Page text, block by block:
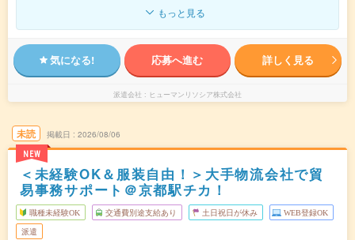
もっと見る
気になる! 応募へ進む 詳しく見る
派遣会社 ヒューマンリソシア株式会社
未読
NEW
掲載日 2026/08/06
＜未経験OK＆服装自由！＞大手物流会社で貿
易事務サポート＠京都駅チカ！
職種未経験OK 交通費別途支給あり 土日祝日が休み WEB登録OK
派遣